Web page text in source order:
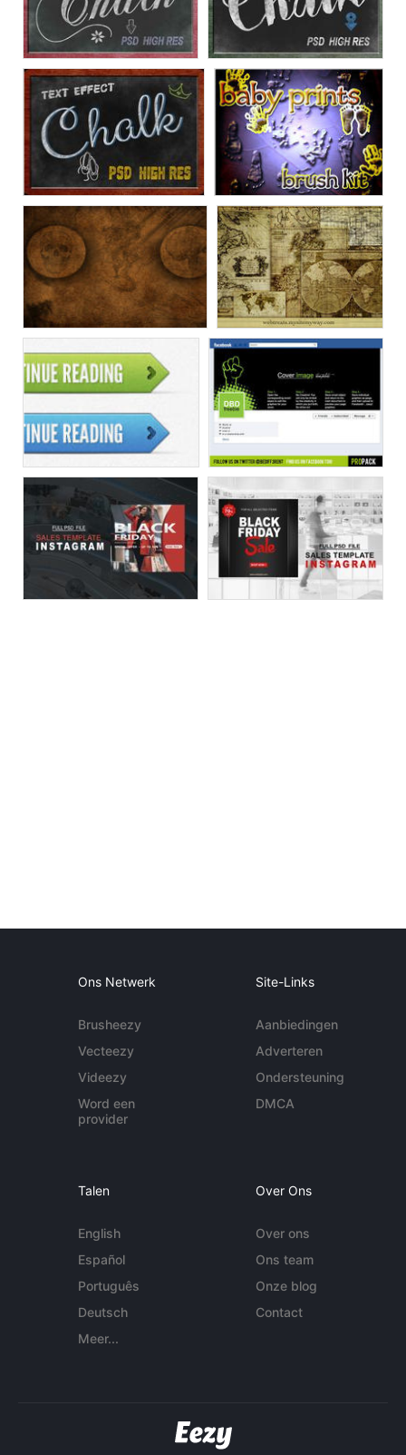
Ons Netwerk
Brusheezy
Vecteezy
Videezy
Word een
provider
Site-Links
Aanbiedingen
Adverteren
Ondersteuning
DMCA
Talen
English
Español
Português
Deutsch
Meer...
Over Ons
Over ons
Ons team
Onze blog
Contact